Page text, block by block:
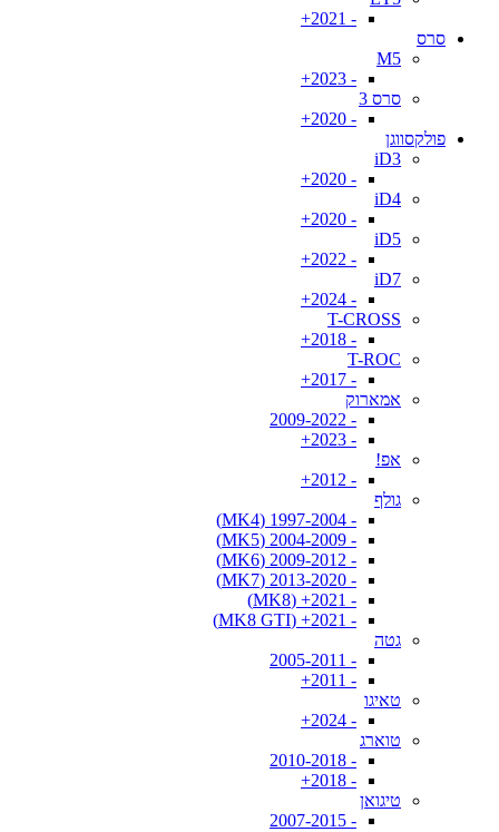
- 2021+
סרס
M5
- 2023+
סרס 3
- 2020+
פולקסווגן
iD3
- 2020+
iD4
- 2020+
iD5
- 2022+
iD7
- 2024+
T-CROSS
- 2018+
T-ROC
- 2017+
אמארוק
- 2009-2022
- 2023+
אפ!
- 2012+
גולף
- 1997-2004 (MK4)
- 2004-2009 (MK5)
- 2009-2012 (MK6)
- 2013-2020 (MK7)
- 2021+ (MK8)
- 2021+ (MK8 GTI)
גטה
- 2005-2011
- 2011+
טאיגו
- 2024+
טוארג
- 2010-2018
- 2018+
טיגואן
- 2007-2015